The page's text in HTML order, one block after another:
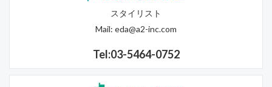
スタイリスト
Mail: eda@a2-inc.com
Tel:03-5464-0752